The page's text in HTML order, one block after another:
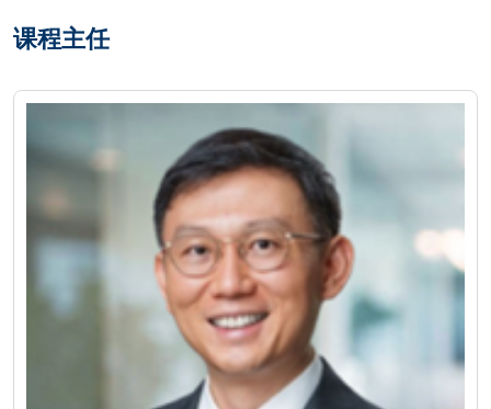
课程主任